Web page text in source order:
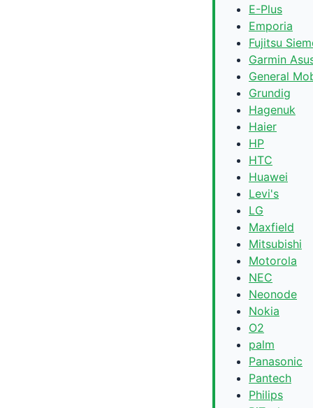
E-Plus
Emporia
Fujitsu
Garmin
General
Grundig
Hagenuk
Haier
HP
HTC
Huawei
Levi's
LG
Maxfield
Mitsubishi
Motorola
NEC
Neonode
Nokia
O2
palm
Panasonic
Pantech
Philips